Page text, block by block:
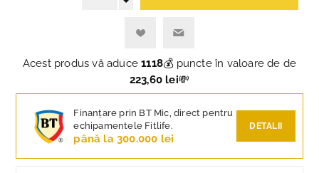
Acest produs vă aduce1118💰 puncte în valoare de de
223,60 lei💸
Finanțare prin BT Mic, direct pentru
echipamentele Fitlife.
până la 300.000 lei
DETALII